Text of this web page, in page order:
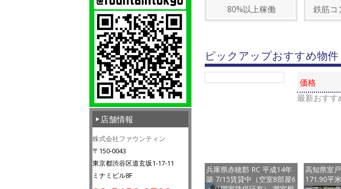
80%以上稼働 鉄筋コ
ピックアップおすすめ物件
価格
最新おすす
兵庫県赤穂郡 RC 平成14年
築 7/15賃貸中（空室8部屋6
高知県室
171.90平
店舗情報
株式会社ファウンティン
〒150-0043
東京都渋谷区道玄坂1-17-11
ミナミビル8F